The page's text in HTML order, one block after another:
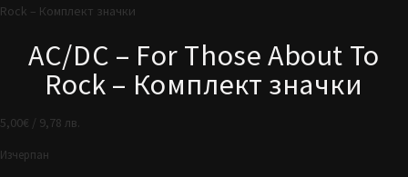
Rock – Комплект значки
AC/DC – For Those About To
Rock – Комплект значки
5,00€ / 9,78 лв.
Изчерпан